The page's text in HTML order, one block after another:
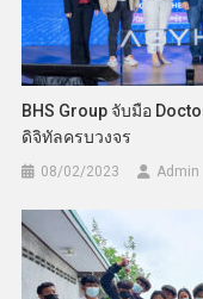
BHS Group จับมือ
ดิจิทัลครบวงจร
08/02/2023 Admin